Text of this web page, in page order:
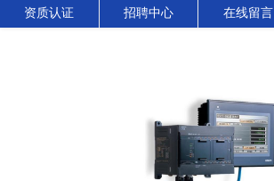
资质认证 招聘中心 在线留言